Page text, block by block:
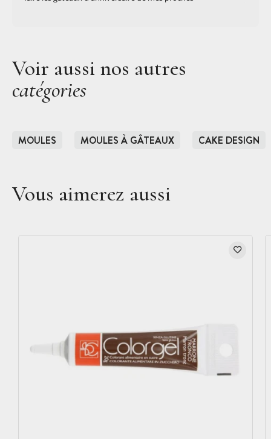
Voir aussi nos autres
catégories
MOULES MOULES À GÂTEAUX CAKE DESIGN
Vous aimerez aussi